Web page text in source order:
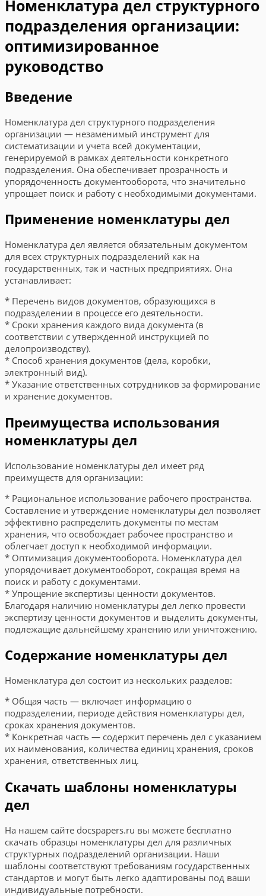
Номенклатура дел структурного
подразделения организации:
оптимизированное
руководство
Введение
Номенклатура дел структурного подразделения
организации — незаменимый инструмент для
систематизации и учета всей документации,
генерируемой в рамках деятельности конкретного
подразделения. Она обеспечивает прозрачность и
упорядоченность документооборота, что значительно
упрощает поиск и работу с необходимыми документами.
Применение номенклатуры дел
Номенклатура дел является обязательным документом
для всех структурных подразделений как на
государственных, так и частных предприятиях. Она
устанавливает:
* Перечень видов документов, образующихся в
подразделении в процессе его деятельности.
* Сроки хранения каждого вида документа (в
соответствии с утвержденной инструкцией по
делопроизводству).
* Способ хранения документов (дела, коробки,
электронный вид).
* Указание ответственных сотрудников за формирование
и хранение документов.
Преимущества использования
номенклатуры дел
Использование номенклатуры дел имеет ряд
преимуществ для организации:
* Рациональное использование рабочего пространства.
Составление и утверждение номенклатуры дел позволяет
эффективно распределить документы по местам
хранения, что освобождает рабочее пространство и
облегчает доступ к необходимой информации.
* Оптимизация документооборота. Номенклатура дел
упорядочивает документооборот, сокращая время на
поиск и работу с документами.
* Упрощение экспертизы ценности документов.
Благодаря наличию номенклатуры дел легко провести
экспертизу ценности документов и выделить документы,
подлежащие дальнейшему хранению или уничтожению.
Содержание номенклатуры дел
Номенклатура дел состоит из нескольких разделов:
* Общая часть — включает информацию о
подразделении, периоде действия номенклатуры дел,
сроках хранения документов.
* Конкретная часть — содержит перечень дел с указанием
их наименования, количества единиц хранения, сроков
хранения, ответственных лиц.
Скачать шаблоны номенклатуры
дел
На нашем сайте docspapers.ru вы можете бесплатно
скачать образцы номенклатуры дел для различных
структурных подразделений организации. Наши
шаблоны соответствуют требованиям государственных
стандартов и могут быть легко адаптированы под ваши
индивидуальные потребности.